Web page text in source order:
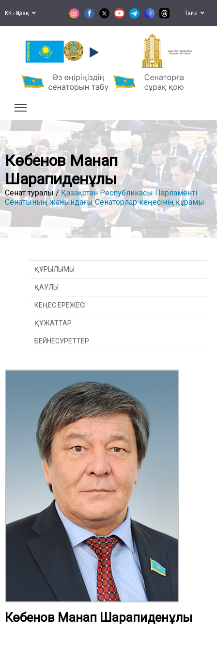
KK - Қазақ Тағы
Қазақстан Республикасы
Парламентінің Сенаты
Көбенов Манап
Шарапиденұлы
Сенат туралы / Қазақстан Республикасы Парламенті
Сенатының жанындағы Сенаторлар кеңесінің құрамы
Көбенов Манап Шарапиденұлы
ҚҰРЫЛЫМЫ
ҚАУЛЫ
КЕҢЕС ЕРЕЖЕСІ
ҚҰЖАТТАР
БЕЙНЕСУРЕТТЕР